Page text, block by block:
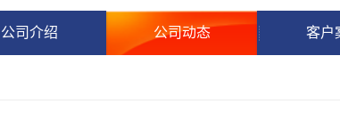
公司介绍 公司动态 客户